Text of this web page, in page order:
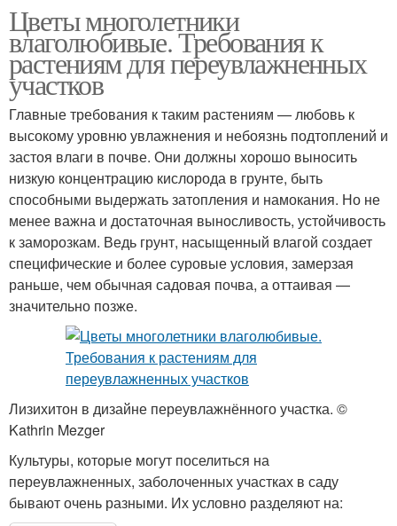
Цветы многолетники
влаголюбивые. Требования к
растениям для переувлажненных
участков
Главные требования к таким растениям — любовь к
высокому уровню увлажнения и небоязнь подтоплений и
застоя влаги в почве. Они должны хорошо выносить
низкую концентрацию кислорода в грунте, быть
способными выдержать затопления и намокания. Но не
менее важна и достаточная выносливость, устойчивость
к заморозкам. Ведь грунт, насыщенный влагой создает
специфические и более суровые условия, замерзая
раньше, чем обычная садовая почва, а оттаивая —
значительно позже.
Лизихитон в дизайне переувлажнённого участка. ©
Kathrin Mezger
Культуры, которые могут поселиться на
переувлажненных, заболоченных участках в саду
бывают очень разными. Их условно разделяют на: